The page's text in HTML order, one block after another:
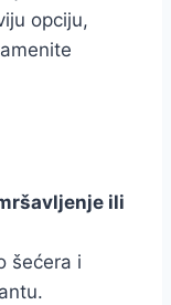
opciju,
ili
šećera i